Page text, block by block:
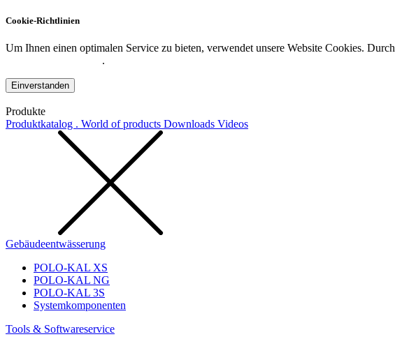
Cookie-Richtlinien
Um Ihnen einen optimalen Service zu bieten, verwendet unsere Website Cookies.
.
Einverstanden
Produkte
Produktkatalog . World of products Downloads Videos
Gebäudeentwässerung
POLO-KAL XS
POLO-KAL NG
POLO-KAL 3S
Systemkomponenten
Tools & Softwareservice